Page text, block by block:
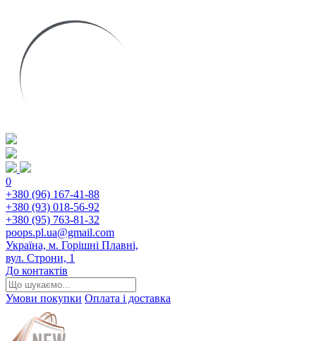
0
+380 (96) 167-41-88
+380 (93) 018-56-92
+380 (95) 763-81-32
poops.pl.ua@gmail.com
Україна, м. Горішні Плавні,
вул. Строни, 1
До контактів
Умови покупки Оплата і доставка